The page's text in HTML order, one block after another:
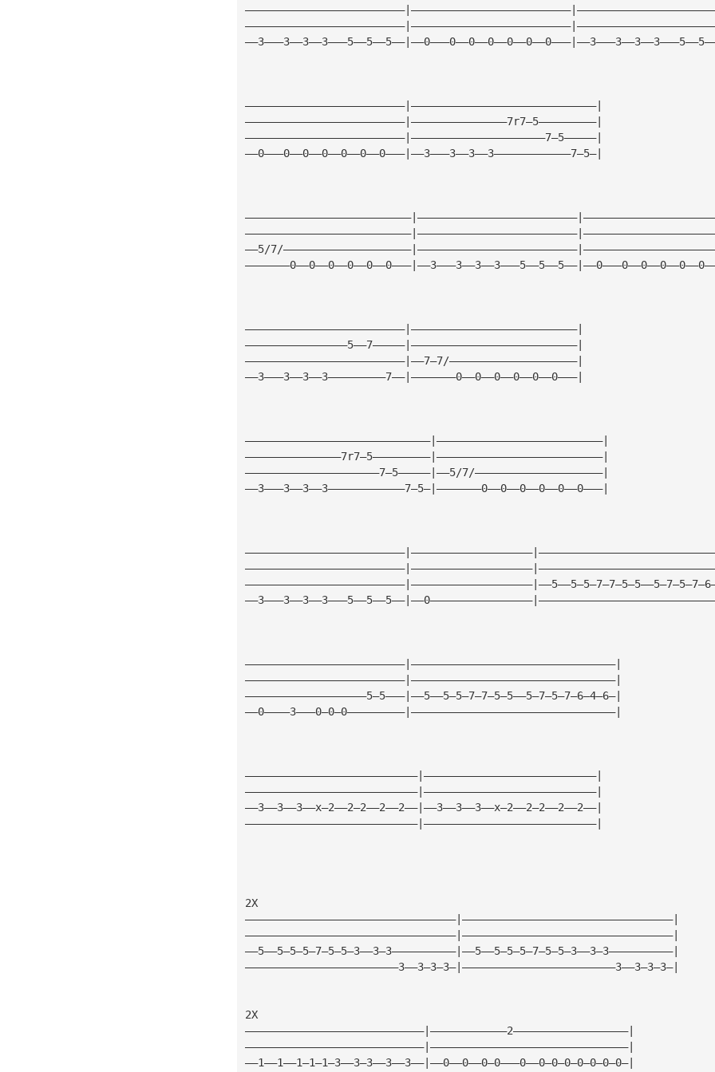
—————————————————————————|—————————————————————————————|
—————————————————————————|———————————————7r7—5—————————|
—————————————————————————|—————————————————————7—5—————|
——0———0——0——0——0——0——0———|——3———3——3——3————————————7—5—|
——5/7/
—————————————————————————|——————————————————————————|
————————————————5——7—————|——————————————————————————|
—————————————————————————|——7—7/————————————————————|
——3———3——3——3—————————7——|———————0——0——0——0——0——0———|
—————————————————————————————|——————————————————————————|
———————————————7r7—5—————————|——————————————————————————|
—————————————————————7—5—————|——5/7/————————————————————|
——3———3——3——3————————————7—5—|———————0——0——0——0——0——0———|
—————————————————————————|————————————————————————————————|
—————————————————————————|————————————————————————————————|
———————————————————5—5———|——5——5—5—7—7—5—5——5—7—5—7—6—4—6—|
——0————3———0—0—0—————————|————————————————————————————————|
———————————————————————————|———————————————————————————|
———————————————————————————|———————————————————————————|
——3——3——3——x—2——2—2——2——2——|——3——3——3——x—2——2—2——2——2——|
———————————————————————————|———————————————————————————|
2X
—————————————————————————————————|—————————————————————————————————|
—————————————————————————————————|—————————————————————————————————|
——5——5—5—5—7—5—5—3——3—3——————————|——5——5—5—5—7—5—5—3——3—3——————————|
————————————————————————3——3—3—3—|————————————————————————3——3—3—3—|
2X
————————————————————————————|————————————2——————————————————|
————————————————————————————|———————————————————————————————|
——1——1——1—1—1—3——3—3——3——3——|——0——0——0—0———0——0—0—0—0—0—0—0—|